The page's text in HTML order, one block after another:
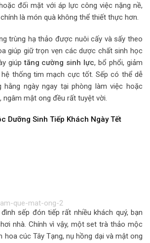
đối mặt với áp lực công việc nặng nề,
là món quà không thể thiết thực hơn.
trùng hạ thảo được nuôi cấy và sấy theo
giúp giữ trọn vẹn các dược chất sinh học
giúptăng cường sinh lực, bổ phổi, giảm
thống tim mạch cực tốt. Sếp có thể dễ
hằng ngày ngay tại phòng làm việc hoặc
ngâm mật ong đều rất tuyệt vời.
Dưỡng Sinh Tiếp Khách Ngày Tết
sếp đón tiếp rất nhiều khách quý, bạn
nhà. Chính vì vậy, một set trà thảo mộc
hoa cúc Tây Tạng, nụ hồng dại và mật ong